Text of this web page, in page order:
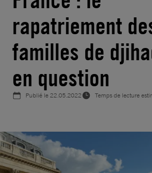
rapatriement
familles de
en question
Publié le22.05.2022 Temps de lecture